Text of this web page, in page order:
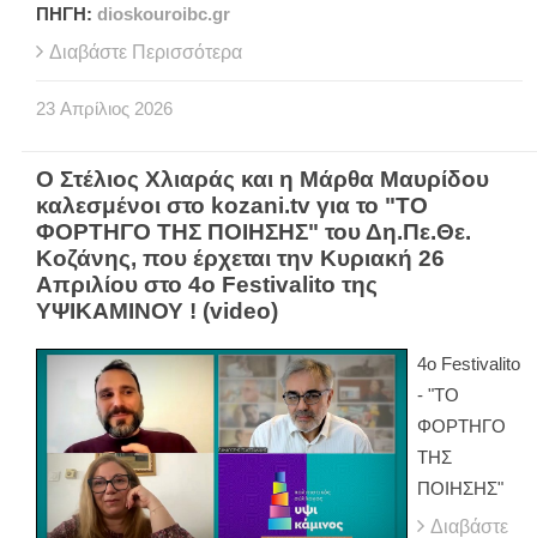
ΠΗΓΗ: dioskouroibc.gr
Διαβάστε Περισσότερα
23 Απρίλιος 2026
Ο Στέλιος Χλιαράς και η Μάρθα Μαυρίδου
καλεσμένοι στο kozani.tv για το "ΤΟ
ΦΟΡΤΗΓΟ ΤΗΣ ΠΟΙΗΣΗΣ" του Δη.Πε.Θε.
Κοζάνης, που έρχεται την Κυριακή 26
Απριλίου στο 4ο Festivalito της
ΥΨΙΚΑΜΙΝΟΥ ! (video)
4ο Festivalito
- "ΤΟ
ΦΟΡΤΗΓΟ
ΤΗΣ
ΠΟΙΗΣΗΣ"
Διαβάστε